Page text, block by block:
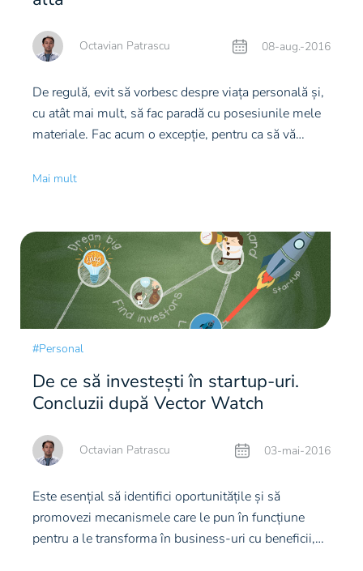
Octavian Patrascu 08-aug.-2016
De regulă, evit să vorbesc despre viața personală și,
cu atât mai mult, să fac paradă cu posesiunile mele
materiale. Fac acum o excepție, pentru ca să vă
personal, înseamnă multe lucruri. Sau, oricum, orice
aș putea face gestul impulsiv de a-mi achiziționa
una, am preferat să o păstrez ca aspirație.(mai
mult…)
Mai mult
#Personal
De ce să investești în startup-uri.
Concluzii după Vector Watch
Octavian Patrascu 03-mai-2016
Este esenţial să identifici oportunităţile şi să
promovezi mecanismele care le pun în funcţiune
pentru a le transforma în business-uri cu beneficii,